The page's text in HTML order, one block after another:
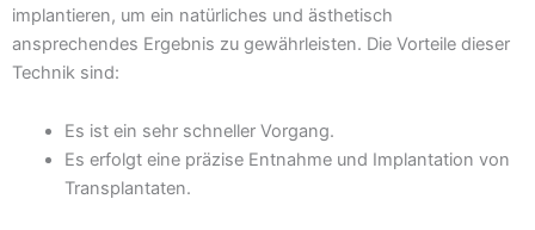
implantieren, um ein natürliches und ästhetisch
ansprechendes Ergebnis zu gewährleisten. Die Vorteile dieser
Technik sind:
Es ist ein sehr schneller Vorgang.
Es erfolgt eine präzise Entnahme und Implantation von
Transplantaten.